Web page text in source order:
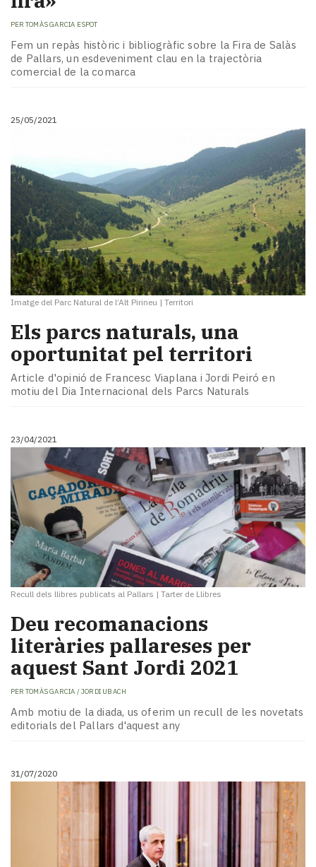
PER TOMÀS GARCIA ESPOT
Fem un repàs històric i bibliogràfic sobre la Fira de Salàs
de Pallars, un esdeveniment clau en la trajectòria
comercial de la comarca
25/05/2021
Imatge del Parc Natural de l’Alt Pirineu | Territori
Els parcs naturals, una
oportunitat pel territori
Article d'opinió de Francesc Viaplana i Jordi Peiró en
motiu del Dia Internacional dels Parcs Naturals
23/04/2021
Recull dels llibres publicats al Pallars | Tarter de Llibres
Deu recomanacions
literàries pallareses per
aquest Sant Jordi 2021
PER TOMÀS GARCIA / JORDI UBACH
Amb motiu de la diada, us oferim un recull de les novetats
editorials del Pallars d'aquest any
31/07/2020